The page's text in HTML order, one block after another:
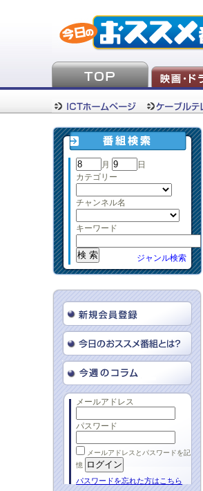
月
日
カテゴリー
チャンネル名
キーワード
ジャンル検索
メールアドレス
パスワード
メールアドレスとパスワードを記
憶
パスワードを忘れた方はこちら